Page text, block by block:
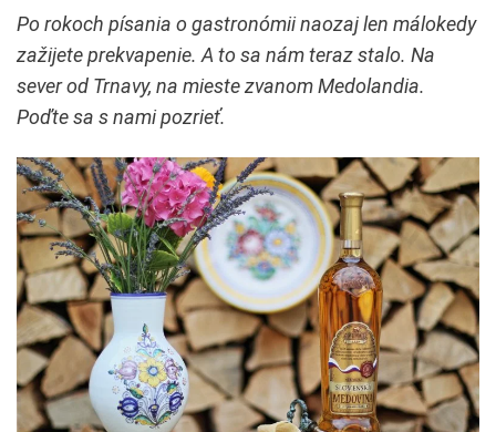
Po rokoch písania o gastronómii naozaj len málokedy
zažijete prekvapenie. A to sa nám teraz stalo. Na
sever od Trnavy, na mieste zvanom Medolandia.
Poďte sa s nami pozrieť.